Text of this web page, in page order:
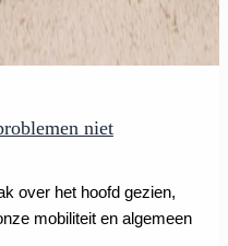
niet
over het hoofd gezien,
mobiliteit en algemeen